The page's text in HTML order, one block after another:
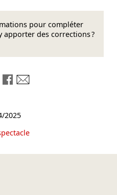
pour compléter
apporter des corrections ?
sur LinkedIn
sur Mastodon
Partager sur Bluesky
Partager sur Facebook
2025